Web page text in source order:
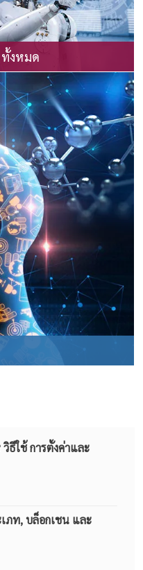
ทั้งหมด
ธีใช้ การตั้งค่าและ
ภท, บล็อกเชน และ